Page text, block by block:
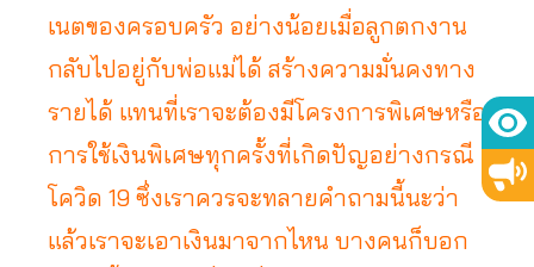
เนตของครอบครัว อย่างน้อยเมื่อลูกตกงาน
กลับไปอยู่กับพ่อแม่ได้ สร้างความมั่นคงทาง
รายได้ แทนที่เราจะต้องมีโครงการพิเศษหรือ
การใช้เงินพิเศษทุกครั้งที่เกิดปัญอย่างกรณี
โควิด 19 ซึ่งเราควรจะทลายคำถามนี้นะว่า
แล้วเราจะเอาเงินมาจากไหน บางคนก็บอก